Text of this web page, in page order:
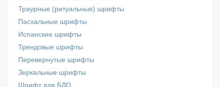
Траурные (ритуальные) шрифты
Пасхальные шрифты
Испанские шрифты
Трендовые шрифты
Перевернутые шрифты
Зеркальные шрифты
Шрифт для БДО